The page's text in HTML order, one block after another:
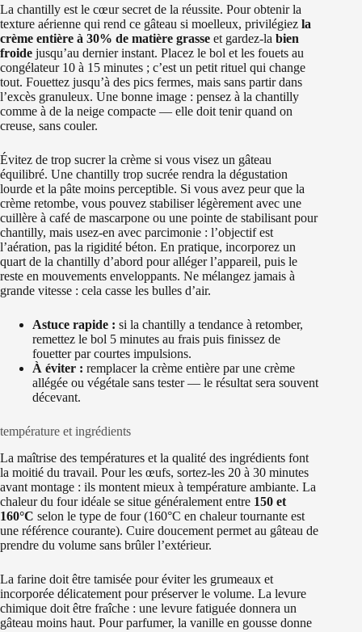
La chantilly est le cœur secret de la réussite. Pour obtenir la
texture aérienne qui rend ce gâteau si moelleux, privilégiez la
crème entière à 30% de matière grasse et gardez-la bien
froide jusqu’au dernier instant. Placez le bol et les fouets au
congélateur 10 à 15 minutes ; c’est un petit rituel qui change
tout. Fouettez jusqu’à des pics fermes, mais sans partir dans
l’excès granuleux. Une bonne image : pensez à la chantilly
comme à de la neige compacte — elle doit tenir quand on
creuse, sans couler.
Évitez de trop sucrer la crème si vous visez un gâteau
équilibré. Une chantilly trop sucrée rendra la dégustation
lourde et la pâte moins perceptible. Si vous avez peur que la
crème retombe, vous pouvez stabiliser légèrement avec une
cuillère à café de mascarpone ou une pointe de stabilisant pour
chantilly, mais usez-en avec parcimonie : l’objectif est
l’aération, pas la rigidité béton. En pratique, incorporez un
quart de la chantilly d’abord pour alléger l’appareil, puis le
reste en mouvements enveloppants. Ne mélangez jamais à
grande vitesse : cela casse les bulles d’air.
Astuce rapide : si la chantilly a tendance à retomber,
remettez le bol 5 minutes au frais puis finissez de
fouetter par courtes impulsions.
À éviter : remplacer la crème entière par une crème
allégée ou végétale sans tester — le résultat sera souvent
décevant.
température et ingrédients
La maîtrise des températures et la qualité des ingrédients font
la moitié du travail. Pour les œufs, sortez-les 20 à 30 minutes
avant montage : ils montent mieux à température ambiante. La
chaleur du four idéale se situe généralement entre 150 et
160°C selon le type de four (160°C en chaleur tournante est
une référence courante). Cuire doucement permet au gâteau de
prendre du volume sans brûler l’extérieur.
La farine doit être tamisée pour éviter les grumeaux et
incorporée délicatement pour préserver le volume. La levure
chimique doit être fraîche : une levure fatiguée donnera un
gâteau moins haut. Pour parfumer, la vanille en gousse donne